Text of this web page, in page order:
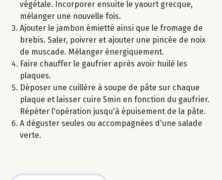
végétale. Incorporer ensuite le yaourt grecque,
mélanger une nouvelle fois.
Ajouter le jambon émietté ainsi que le fromage de
brebis. Saler, poivrer et ajouter une pincée de noix
de muscade. Mélanger énergiquement.
Faire chauffer le gaufrier après avoir huilé les
plaques.
Déposer une cuillère à soupe de pâte sur chaque
plaque et laisser cuire 5min en fonction du gaufrier.
Répéter l'opération jusqu'à épuisement de la pâte.
A déguster seules ou accompagnées d'une salade
verte.